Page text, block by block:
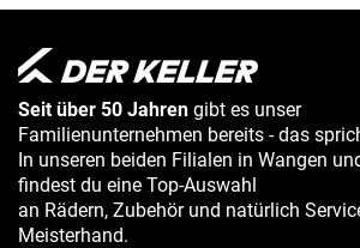
Seit über 50 Jahren gibt es unser
Familienunternehmen bereits - das
In unseren beiden Filialen in Wangen
findest du eine Top-Auswahl
an Rädern, Zubehör und natürlich
Meisterhand.